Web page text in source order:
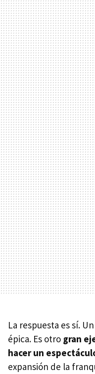
La respuesta es sí.
épica. Es otro gran
hacer un
expansión de la